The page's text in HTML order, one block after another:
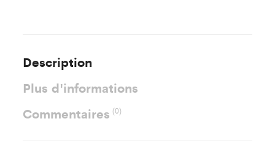
Description
Plus d'informations
Commentaires(0)